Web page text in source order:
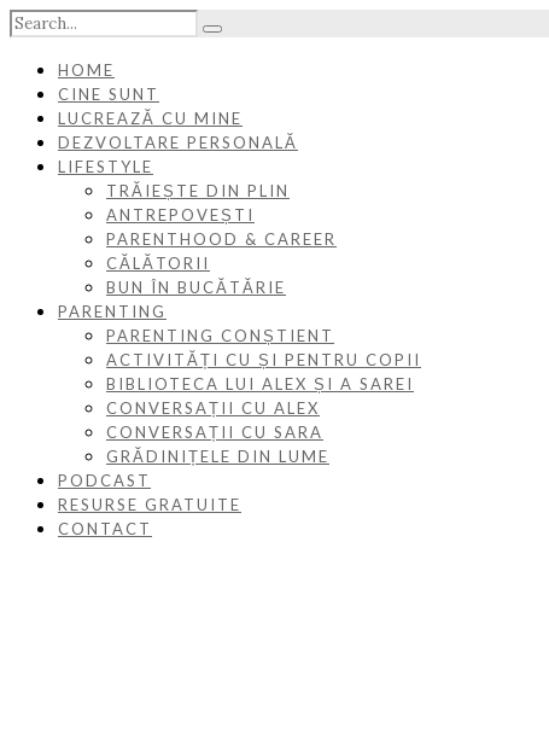
HOME
CINE SUNT
LUCREAZĂ CU MINE
DEZVOLTARE PERSONALĂ
LIFESTYLE
TRĂIEȘTE DIN PLIN
ANTREPOVEȘTI
PARENTHOOD & CAREER
CĂLĂTORII
BUN ÎN BUCĂTĂRIE
PARENTING
PARENTING CONȘTIENT
ACTIVITĂȚI CU ȘI PENTRU COPII
BIBLIOTECA LUI ALEX ȘI A SAREI
CONVERSAȚII CU ALEX
CONVERSAȚII CU SARA
GRĂDINIȚELE DIN LUME
PODCAST
RESURSE GRATUITE
CONTACT